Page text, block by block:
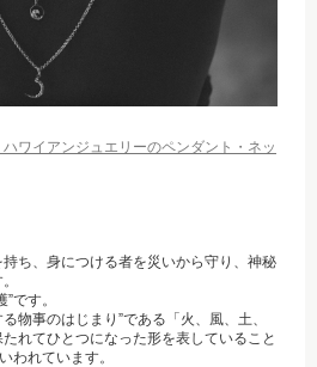
ハワイアンジュエリーのペンダント・ネッ
ち、身につける者を災いから守り、神秘
です。
物事のはじまり”である「火、風、土、
れてひとつになった形を表していること
われています。